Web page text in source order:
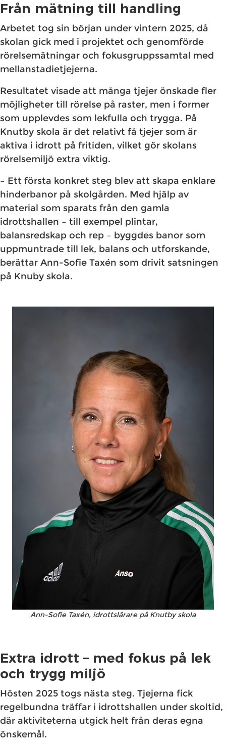
Från mätning till handling
Arbetet tog sin början under vintern 2025, då
skolan gick med i projektet och genomförde
rörelsemätningar och fokusgruppssamtal med
mellanstadietjejerna.
Resultatet visade att många tjejer önskade fler
möjligheter till rörelse på raster, men i former
som upplevdes som lekfulla och trygga. På
Knutby skola är det relativt få tjejer som är
aktiva i idrott på fritiden, vilket gör skolans
rörelsemiljö extra viktig.
– Ett första konkret steg blev att skapa enklare
hinderbanor på skolgården. Med hjälp av
material som sparats från den gamla
idrottshallen – till exempel plintar,
balansredskap och rep – byggdes banor som
uppmuntrade till lek, balans och utforskande,
berättar Ann-Sofie Taxén som drivit satsningen
på Knuby skola.
Ann-Sofie Taxén, idrottslärare på Knutby skola
Extra idrott – med fokus på lek
och trygg miljö
Hösten 2025 togs nästa steg. Tjejerna fick
regelbundna träffar i idrottshallen under skoltid,
där aktiviteterna utgick helt från deras egna
önskemål.